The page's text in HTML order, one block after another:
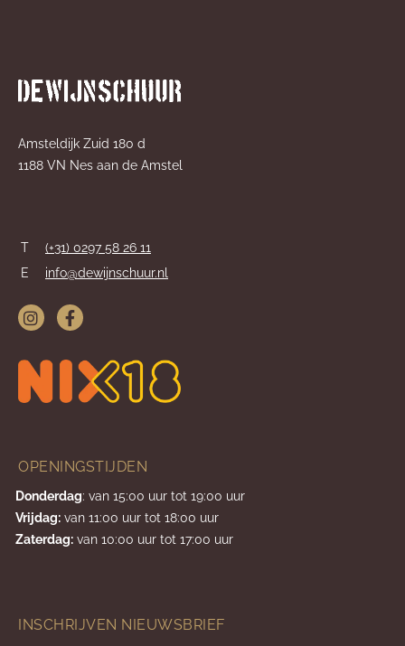
Amsteldijk Zuid 180 d
1188 VN Nes aan de Amstel
T
(+31) 0297 58 26 11
E
info@dewijnschuur.nl
OPENINGSTIJDEN
Donderdag: van 15:00 uur tot 19:00 uur
Vrijdag: van 11:00 uur tot 18:00 uur
Zaterdag: van 10:00 uur tot 17:00 uur
INSCHRIJVEN NIEUWSBRIEF